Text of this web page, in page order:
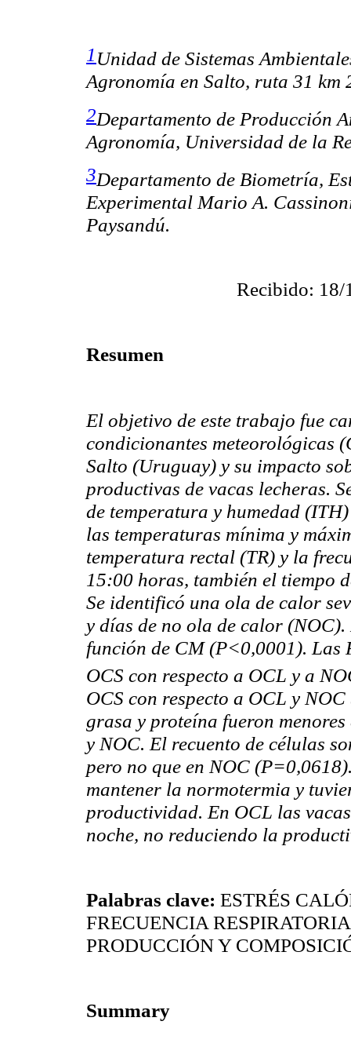
1Unidad de Sistemas
Agronomía en Salto, ruta 31 km
2Departamento de Producción
Agronomía, Universidad de la
3Departamento de Biometría,
Experimental Mario A.
Paysandú.
Recibido: 18/
Resumen
El objetivo de este trabajo fue
condicionantes meteorológicas
Salto (Uruguay) y su impacto
productivas de vacas lecheras.
de temperatura y humedad
las temperaturas mínima y
temperatura rectal (TR) y la
15:00 horas, también el tiempo
Se identificó una ola de calor
y días de no ola de calor (NOC).
función de CM (P<0,0001). Las
OCS con respecto a OCL y a
OCS con respecto a OCL y
grasa y proteína fueron
y NOC. El recuento de células
pero no que en NOC
mantener la normotermia y
productividad. En OCL las
noche, no reduciendo la
Palabras clave: ESTRÉS
FRECUENCIA
PRODUCCIÓN Y
Summary